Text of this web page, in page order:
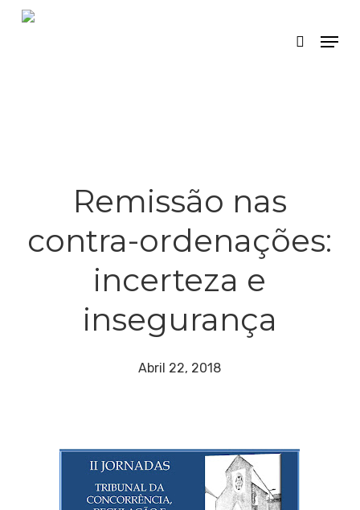
Skip
search
Menu
Remissão nas
contra-ordenações:
incerteza e
insegurança
Abril 22, 2018